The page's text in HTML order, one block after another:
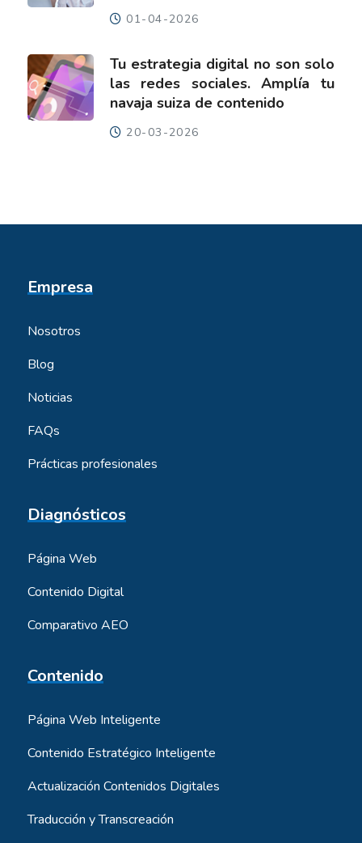
01-04-2026
Tu estrategia digital no son solo
las redes sociales. Amplía tu
navaja suiza de contenido
20-03-2026
Empresa
Nosotros
Blog
Noticias
FAQs
Prácticas profesionales
Diagnósticos
Página Web
Contenido Digital
Comparativo AEO
Contenido
Página Web Inteligente
Contenido Estratégico Inteligente
Actualización Contenidos Digitales
Traducción y Transcreación